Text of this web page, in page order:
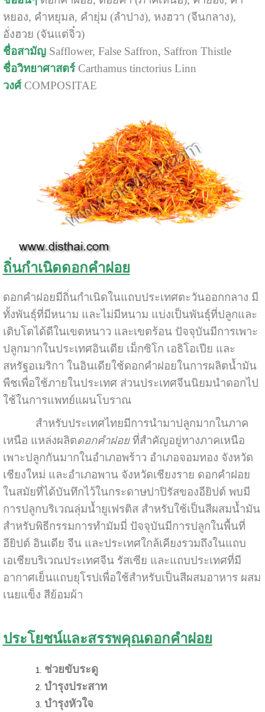
หยอง, คำหยุมล, คำยุ่ม (ลำปาง), หงฮวา (จีนกลาง),
อั่งฮวย (จันแต่จิ๋ว)
ชื่อสามัญSafflower, False Saffron, Saffron Thistle
ชื่อวิทยาศาสตร์Carthamus tinctorius Linn
วงศ์COMPOSITAE
ถิ่นกำเนิดดอกคำฝอย
ดอกคำฝอยมีถิ่นกำเนิดในแถบประเทศตะวันออกกลาง มี
ทั้งพันธุ์ที่มีหนาม และไม่มีหนาม แบ่งเป็นพันธุ์ที่ปลูกและ
เติบโตได้ดีในเขตหนาว และเขตร้อน ปัจจุบันมีการเพาะ
ปลูกมากในประเทศอินเดีย เม็กซิโก เอธิโอเปีย และ
สหรัฐอเมริกา ในอินเดียใช้ดอกคำฝอยในการผลิตน้ำมัน
พืชเพื่อใช้ภายในประเทศ ส่วนประเทศจีนนิยมนำดอกไป
ใช้ในการแพทย์แผนโบราณ
สำหรับประเทศไทยมีการนำมาปลูกมากในภาค
เหนือ แหล่งผลิตดอกคำฝอยที่สำคัญอยู่ทางภาคเหนือ
เพาะปลูกกันมากในอำเภอพร้าว อำเภอจอมทอง จังหวัด
เชียงใหม่ และอำเภอพาน จังหวัดเชียงราย ดอกคำฝอย
ในสมัยที่ได้บันทึกไว้ในกระดาษปาปิรัสของอียิปต์ พบมี
การปลูกบริเวณลุ่มน้ำยูเฟรติส สำหรับใช้เป็นสีผสมน้ำมัน
สำหรับพิธีกรรมการทำมัมมี่ ปัจจุบันมีการปลูกในพื้นที่
อียิปต์ อินเดีย จีน และประเทศใกล้เคียงรวมถึงในแถบ
เอเชียบริเวณประเทศจีน รัสเซีย และแถบประเทศที่มี
อากาศเย็นแถบยุโรปเพื่อใช้สำหรับเป็นสีผสมอาหาร ผสม
เนยแข็ง สีย้อมผ้า
ประโยชน์และสรรพคุณดอกคำฝอย
ช่วยขับระดู
บำรุงประสาท
บำรุงหัวใจ